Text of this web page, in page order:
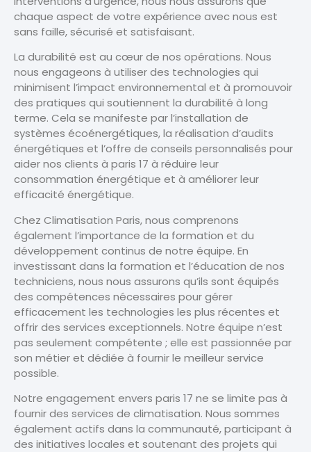
chaque aspect de votre expérience avec nous est
sans faille, sécurisé et satisfaisant.
La durabilité est au cœur de nos opérations. Nous
nous engageons à utiliser des technologies qui
minimisent l’impact environnemental et à promouvoir
des pratiques qui soutiennent la durabilité à long
terme. Cela se manifeste par l’installation de
systèmes écoénergétiques, la réalisation d’audits
énergétiques et l’offre de conseils personnalisés pour
aider nos clients à paris 17 à réduire leur
consommation énergétique et à améliorer leur
efficacité énergétique.
Chez Climatisation Paris, nous comprenons
également l’importance de la formation et du
développement continus de notre équipe. En
investissant dans la formation et l’éducation de nos
techniciens, nous nous assurons qu’ils sont équipés
des compétences nécessaires pour gérer
efficacement les technologies les plus récentes et
offrir des services exceptionnels. Notre équipe n’est
pas seulement compétente ; elle est passionnée par
son métier et dédiée à fournir le meilleur service
possible.
Notre engagement envers paris 17 ne se limite pas à
fournir des services de climatisation. Nous sommes
également actifs dans la communauté, participant à
des initiatives locales et soutenant des projets qui